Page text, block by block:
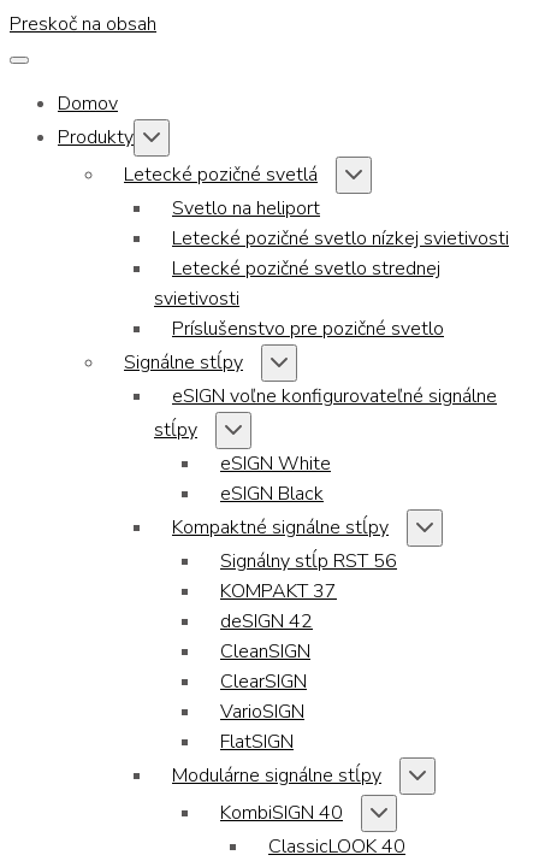
Preskoč na obsah
Domov
Produkty
Letecké pozičné svetlá
Svetlo na heliport
Letecké pozičné svetlo nízkej svietivosti
Letecké pozičné svetlo strednej
svietivosti
Príslušenstvo pre pozičné svetlo
Signálne stĺpy
eSIGN voľne konfigurovateľné signálne
stĺpy
eSIGN White
eSIGN Black
Kompaktné signálne stĺpy
Signálny stĺp RST 56
KOMPAKT 37
deSIGN 42
CleanSIGN
ClearSIGN
VarioSIGN
FlatSIGN
Modulárne signálne stĺpy
KombiSIGN 40
ClassicLOOK 40